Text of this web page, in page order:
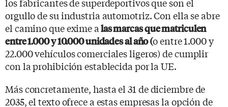
orgullo de su industria automotriz. Con ella se abre
el camino que exime a las marcas que matriculen
entre 1.000 y 10.000 unidades al año (o entre 1.000 y
22.000 vehículos comerciales ligeros) de cumplir
con la prohibición establecida por la UE.
Más concretamente, hasta el 31 de diciembre de
2035, el texto ofrece a estas empresas la opción de